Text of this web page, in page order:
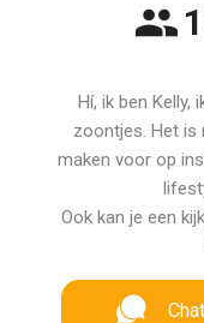
Hí, ik ben Kelly,
zoontjes. Het
maken voor op
Ook kan je een
Chat